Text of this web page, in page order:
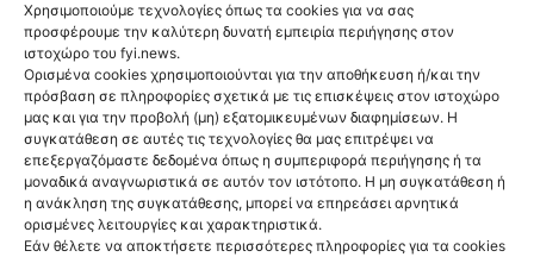
Χρησιμοποιούμε τεχνολογίες όπως τα cookies για να σας
προσφέρουμε την καλύτερη δυνατή εμπειρία περιήγησης στον
ιστοχώρο του fyi.news.
Ορισμένα cookies χρησιμοποιούνται για την αποθήκευση ή/και την
πρόσβαση σε πληροφορίες σχετικά με τις επισκέψεις στον ιστοχώρο
μας και για την προβολή (μη) εξατομικευμένων διαφημίσεων. Η
συγκατάθεση σε αυτές τις τεχνολογίες θα μας επιτρέψει να
επεξεργαζόμαστε δεδομένα όπως η συμπεριφορά περιήγησης ή τα
μοναδικά αναγνωριστικά σε αυτόν τον ιστότοπο. Η μη συγκατάθεση ή
η ανάκληση της συγκατάθεσης, μπορεί να επηρεάσει αρνητικά
ορισμένες λειτουργίες και χαρακτηριστικά.
Εάν θέλετε να αποκτήσετε περισσότερες πληροφορίες για τα cookies
Ακολούθησέ μας